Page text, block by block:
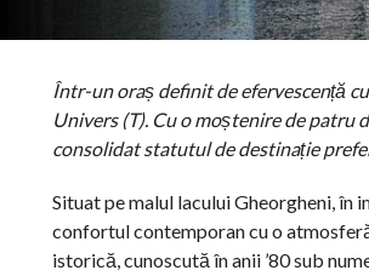
Într-un oraș definit de efervescență
Univers (T). Cu o moștenire de
consolidat statutul de destinație
Situat pe malul lacului Gheorgheni, în
confortul contemporan cu o
istorică, cunoscută în anii ’80 sub